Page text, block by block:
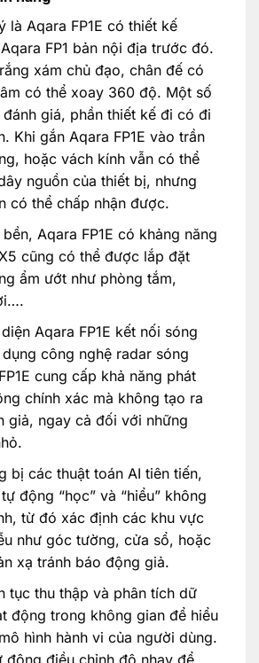
là Aqara FP1E có thiết kế
FP1 bản nội địa trước đó.
xám chủ đạo, chân đế có
có thể xoay 360 độ. Một số
giá, phần thiết kế đi có đi
Khi gắn Aqara FP1E vào trần
hoặc vách kính vẫn có thể
nguồn của thiết bị, nhưng
có thể chấp nhận được.
Aqara FP1E có khảng năng
cũng có thể được lắp đặt
ẩm ướt như phòng tắm,
Aqara FP1E kết nối sóng
công nghệ radar sóng
cung cấp khả năng phát
chính xác mà không tạo ra
giả, ngay cả đối với những
bị các thuật toán AI tiên tiến,
động “học” và “hiểu” không
từ đó xác định các khu vực
như góc tường, cửa sổ, hoặc
xạ tránh báo động giả.
tục thu thập và phân tích dữ
động trong không gian để hiểu
hình hành vi của người dùng.